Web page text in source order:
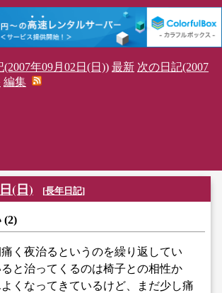
(2007年09月02日(日)) 最新 次の日記(2007
編集
(日) [長年日記]
(2)
く夜治るというのを繰り返してい
と治ってくるのは椅子との相性か
くなってきているけど、まだ少し痛